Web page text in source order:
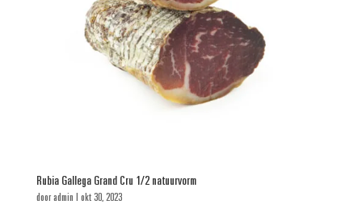
Rubia Gallega Grand Cru 1/2 natuurvorm
dooradmin | okt 30, 2023